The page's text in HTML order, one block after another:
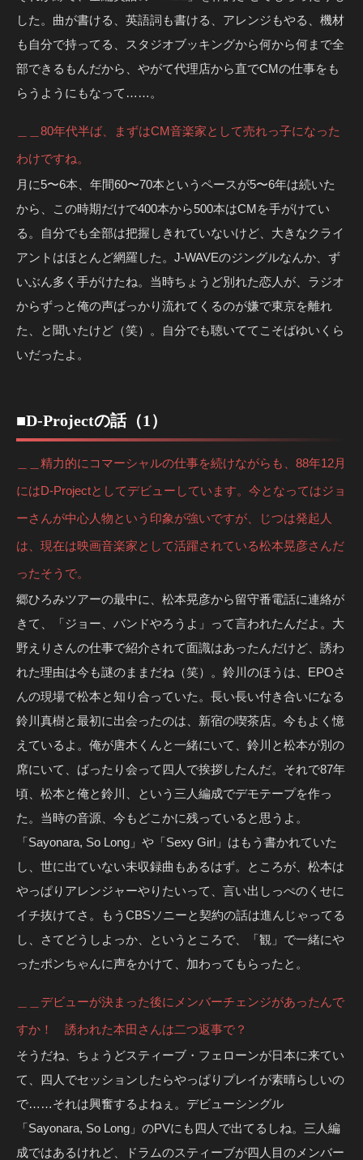
した。曲が書ける、英語詞も書ける、アレンジもやる、機材
も自分で持ってる、スタジオブッキングから何から何まで全
部できるもんだから、やがて代理店から直でCMの仕事をも
らうようにもなって……。
＿＿80年代半ば、まずはCM音楽家として売れっ子になった
わけですね。
月に5〜6本、年間60〜70本というペースが5〜6年は続いた
から、この時期だけで400本から500本はCMを手がけてい
る。自分でも全部は把握しきれていないけど、大きなクライ
アントはほとんど網羅した。J-WAVEのジングルなんか、ず
いぶん多く手がけたね。当時ちょうど別れた恋人が、ラジオ
からずっと俺の声ばっかり流れてくるのが嫌で東京を離れ
た、と聞いたけど（笑）。自分でも聴いててこそばゆいくら
いだったよ。
■D-Projectの話（1）
＿＿精力的にコマーシャルの仕事を続けながらも、88年12月
にはD-Projectとしてデビューしています。今となってはジョ
ーさんが中心人物という印象が強いですが、じつは発起人
は、現在は映画音楽家として活躍されている松本晃彦さんだ
ったそうで。
郷ひろみツアーの最中に、松本晃彦から留守番電話に連絡が
きて、「ジョー、バンドやろうよ」って言われたんだよ。大
野えりさんの仕事で紹介されて面識はあったんだけど、誘わ
れた理由は今も謎のままだね（笑）。鈴川のほうは、EPOさ
んの現場で松本と知り合っていた。長い長い付き合いになる
鈴川真樹と最初に出会ったのは、新宿の喫茶店。今もよく憶
えているよ。俺が唐木くんと一緒にいて、鈴川と松本が別の
席にいて、ばったり会って四人で挨拶したんだ。それで87年
頃、松本と俺と鈴川、という三人編成でデモテープを作っ
た。当時の音源、今もどこかに残っていると思うよ。
「Sayonara, So Long」や「Sexy Girl」はもう書かれていた
し、世に出ていない未収録曲もあるはず。ところが、松本は
やっぱりアレンジャーやりたいって、言い出しっぺのくせに
イチ抜けてさ。もうCBSソニーと契約の話は進んじゃってる
し、さてどうしよっか、というところで、「観」で一緒にや
ったポンちゃんに声をかけて、加わってもらったと。
＿＿デビューが決まった後にメンバーチェンジがあったんで
すか！ 誘われた本田さんは二つ返事で？
そうだね、ちょうどスティーブ・フェローンが日本に来てい
て、四人でセッションしたらやっぱりプレイが素晴らしいの
で……それは興奮するよねぇ。デビューシングル
「Sayonara, So Long」のPVにも四人で出てるしね。三人編
成ではあるけれど、ドラムのスティーブが四人目のメンバー